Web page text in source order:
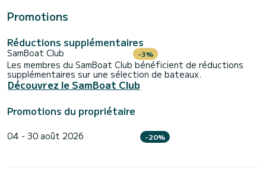
Promotions
Réductions supplémentaires
SamBoat Club -3%
Les membres du SamBoat Club bénéficient de réductions
supplémentaires sur une sélection de bateaux.
Découvrez le SamBoat Club
Promotions du propriétaire
04 - 30 août 2026 -20%